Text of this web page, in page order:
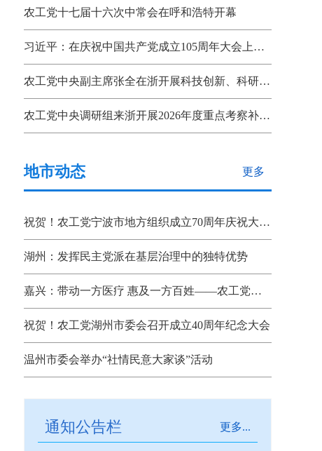
农工党十七届十六次中常会在呼和浩特开幕
习近平：在庆祝中国共产党成立105周年大会上的讲话
农工党中央副主席张全在浙开展科技创新、科研成果转化机制调研
农工党中央调研组来浙开展2026年度重点考察补充调研
更多
地市动态
祝贺！农工党宁波市地方组织成立70周年庆祝大会召开
湖州：发挥民主党派在基层治理中的独特优势
嘉兴：带动一方医疗 惠及一方百姓——农工党省、市、县三级组织联动助推嘉善“双示范”建设
祝贺！农工党湖州市委会召开成立40周年纪念大会
温州市委会举办“社情民意大家谈”活动
更多...
通知公告栏